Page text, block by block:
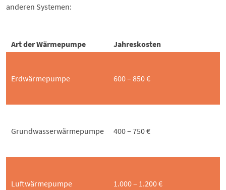
anderen Systemen:
Art der Wärmepumpe Jahreskosten
Erdwärmepumpe 600 – 850 €
Grundwasserwärmepumpe 400 – 750 €
Luftwärmepumpe 1.000 – 1.200 €